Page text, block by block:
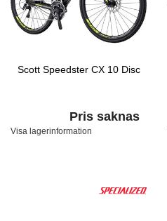
Scott Speedster CX 10 Disc
Pris saknas
Visa lagerinformation